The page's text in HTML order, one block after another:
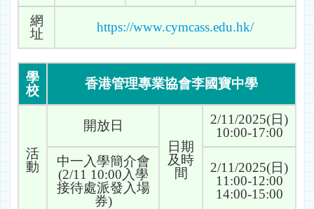
網
址
https://www.cymcass.edu.hk/
學
校
香港管理專業協會李國寶中學
活
動
開放日
日期
及時
間
2/11/2025(日)
10:00-17:00
中一入學簡介會
(2/11 10:00入學
接待處派發入場
券)
2/11/2025(日)
11:00-12:00
14:00-15:00